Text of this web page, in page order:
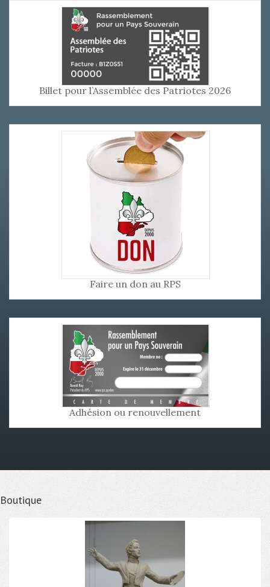
Billet pour l’Assemblée des Patriotes 2026
Faire un don au RPS
Adhésion ou renouvellement
Boutique